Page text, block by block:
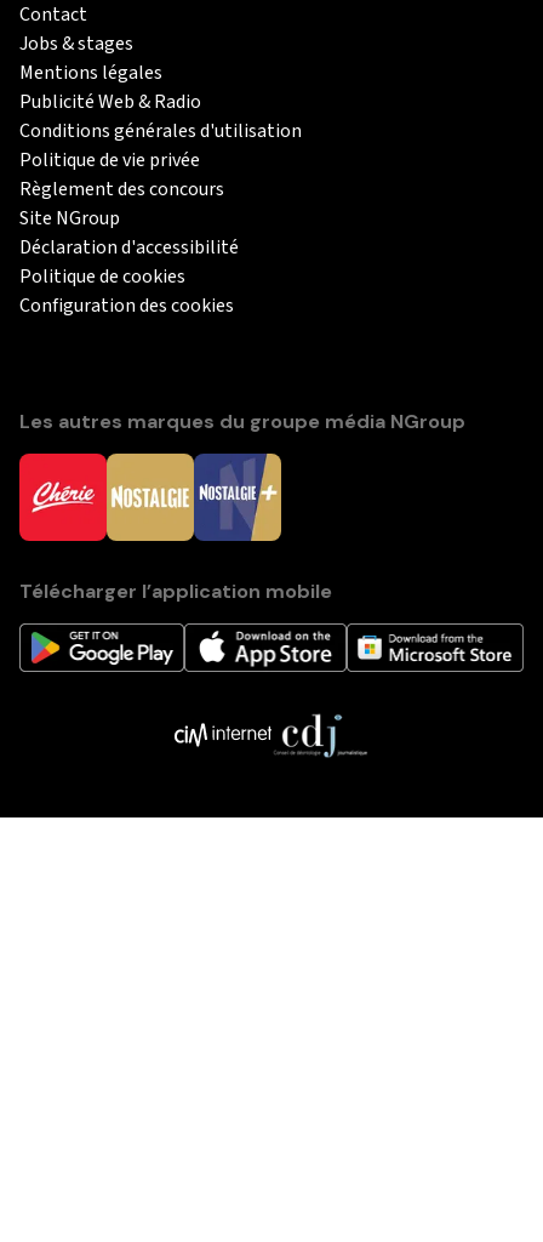
Contact
Jobs & stages
Mentions légales
Publicité Web & Radio
Conditions générales d'utilisation
Politique de vie privée
Règlement des concours
Site NGroup
Déclaration d'accessibilité
Politique de cookies
Configuration des cookies
Les autres marques du groupe média NGroup
Télécharger l’application mobile